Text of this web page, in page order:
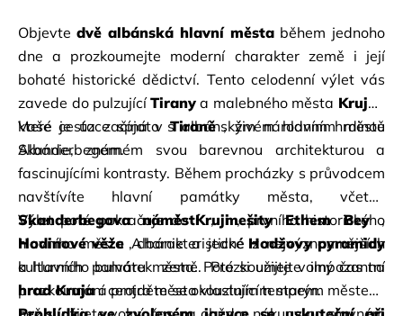
Objevte dvě albánská hlavní města během jednoho
dne a prozkoumejte moderní charakter země i její
bohaté historické dědictví. Tento celodenní výlet vás
zavede do pulzující Tirany a malebného města Kruja
které je úzce spjato s albánským národním hrdinou
Skanderbegem.
Vaše cesta začíná v Tiraně , živém hlavním městě
Albánie, známém svou barevnou architekturou a
fascinujícími kontrasty. Během procházky s průvodcem
navštívíte hlavní památky města, včetně
Skanderbegova náměstí , mešity Ethem Bey
,
Hodinové věže , charakteristické Hodžovy pyramidy
a hlavního bulváru města. Poté si užijte volný čas na
prozkoumání centra města vlastním tempem.
Výlet poté pokračuje do Kruji , prvního historického
hlavního města Albánie a jedné z nejvýznamnějších
kulturních památek země. Prozkoumejte impozantní
hrad Kruja a projděte se okouzlujícím starým městem,